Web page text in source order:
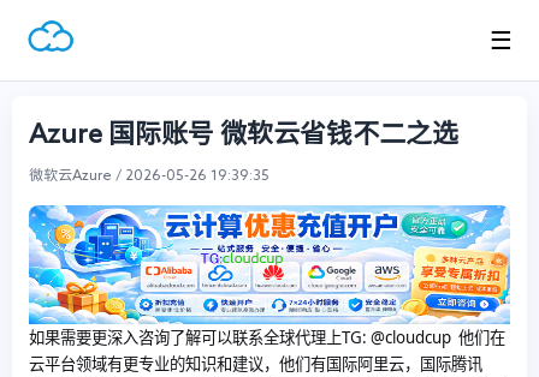
☰
Azure 国际账号 微软云省钱不二之选
微软云Azure / 2026-05-26 19:39:35
如果需要更深入咨询了解可以联系全球代理上TG: @cloudcup 他们在
云平台领域有更专业的知识和建议，他们有国际阿里云，国际腾讯